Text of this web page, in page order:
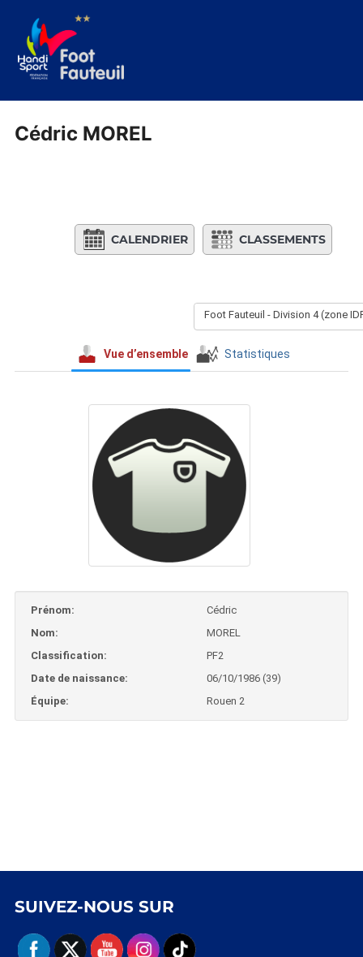
contenu
Cédric MOREL
CALENDRIER CLASSEMENTS
Foot Fauteuil - Division 4 (zone
Vue d’ensemble Statistiques
Prénom:
Cédric
Nom:
MOREL
Classification:
PF2
Date de naissance:
06/10/1986 (39)
Équipe:
Rouen 2
SUIVEZ-NOUS SUR